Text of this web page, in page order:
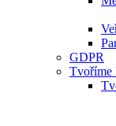
GDPR
Tvoříme